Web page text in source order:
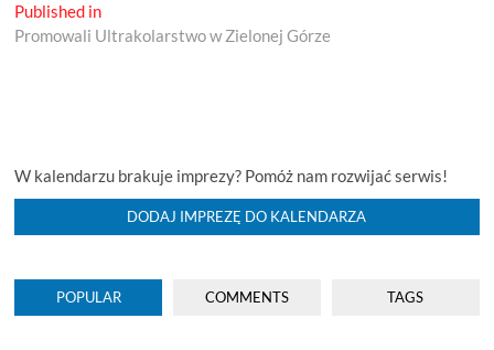
Nawigacja
wpisu
Published in
Promowali Ultrakolarstwo w Zielonej Górze
W kalendarzu brakuje imprezy? Pomóż nam rozwijać serwis!
DODAJ IMPREZĘ DO KALENDARZA
POPULAR COMMENTS TAGS